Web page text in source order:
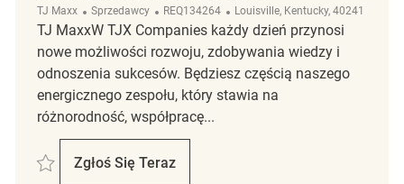
TJ Maxx Kategoria
Sprzedawcy ReqId
REQ134264 Lokalizacja
Louisville, Kentucky, 40241
TJ MaxxW TJX Companies każdy dzień przynosi
nowe możliwości rozwoju, zdobywania wiedzy i
odnoszenia sukcesów. Będziesz częścią naszego
energicznego zespołu, który stawia na
różnorodność, współpracę...
Zapisać Retail Sales Floor associate REQ134264
Zgłoś Się Teraz
Retail Sales Floor Associate